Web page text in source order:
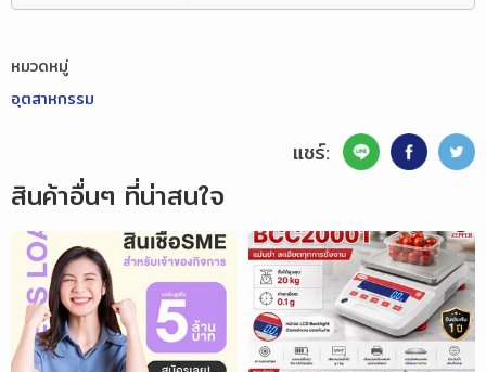
หมวดหมู่
อุตสาหกรรม
แชร์:
สินค้าอื่นๆ ที่น่าสนใจ